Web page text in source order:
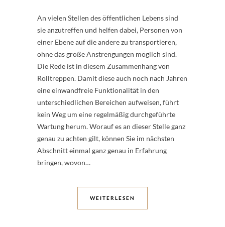
An vielen Stellen des öffentlichen Lebens sind
sie anzutreffen und helfen dabei, Personen von
einer Ebene auf die andere zu transportieren,
ohne das große Anstrengungen möglich sind.
Die Rede ist in diesem Zusammenhang von
Rolltreppen. Damit diese auch noch nach Jahren
eine einwandfreie Funktionalität in den
unterschiedlichen Bereichen aufweisen, führt
kein Weg um eine regelmäßig durchgeführte
Wartung herum. Worauf es an dieser Stelle ganz
genau zu achten gilt, können Sie im nächsten
Abschnitt einmal ganz genau in Erfahrung
bringen, wovon…
WEITERLESEN